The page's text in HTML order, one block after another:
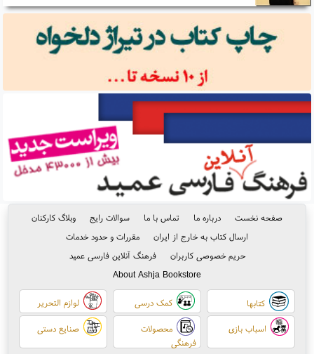
صفحه نخست درباره ما تماس با ما سوالات رایج
وبلاگ کارکنان
ارسال کتاب به خارج از ایران
مقررات و حدود خدمات
حریم خصوصی کاربران
فرهنگ آنلاین فارسی عمید
About Ashja Bookstore
کتابها کمک درسی لوازم التحریر
اسباب بازی
محصولات
فرهنگی
صنایع دستی